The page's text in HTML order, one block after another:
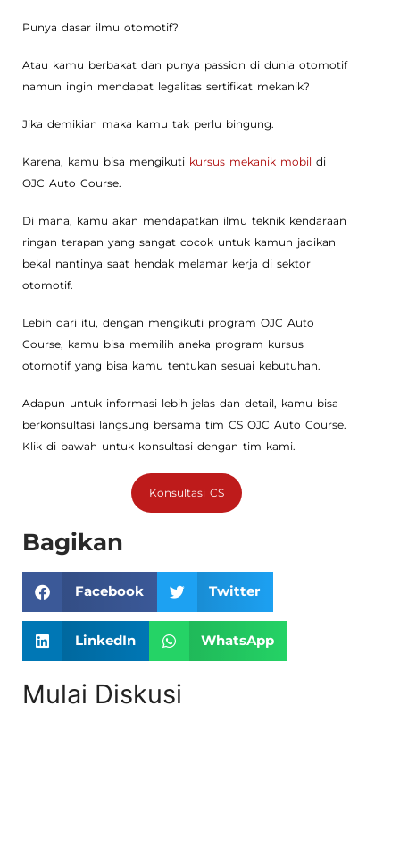
Punya dasar ilmu otomotif?
Atau kamu berbakat dan punya passion di dunia otomotif
namun ingin mendapat legalitas sertifikat mekanik?
Jika demikian maka kamu tak perlu bingung.
Karena, kamu bisa mengikuti kursus mekanik mobil di
OJC Auto Course.
Di mana, kamu akan mendapatkan ilmu teknik kendaraan
ringan terapan yang sangat cocok untuk kamun jadikan
bekal nantinya saat hendak melamar kerja di sektor
otomotif.
Lebih dari itu, dengan mengikuti program OJC Auto
Course, kamu bisa memilih aneka program kursus
otomotif yang bisa kamu tentukan sesuai kebutuhan.
Adapun untuk informasi lebih jelas dan detail, kamu bisa
berkonsultasi langsung bersama tim CS OJC Auto Course.
Klik di bawah untuk konsultasi dengan tim kami.
Konsultasi CS
Bagikan
Facebook Twitter
LinkedIn WhatsApp
Mulai Diskusi